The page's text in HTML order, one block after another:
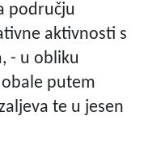
području
aktivnosti s
- u obliku
putem
te u jesen